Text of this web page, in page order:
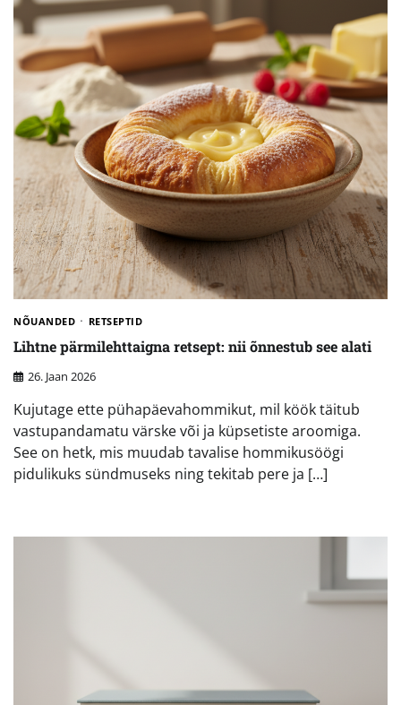
NÕUANDED RETSEPTID
Lihtne pärmilehttaigna retsept: nii õnnestub see alati
26. Jaan 2026
Kujutage ette pühapäevahommikut, mil köök täitub
vastupandamatu värske või ja küpsetiste aroomiga.
See on hetk, mis muudab tavalise hommikusöögi
pidulikuks sündmuseks ning tekitab pere ja […]